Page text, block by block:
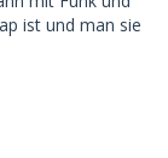
ist und man sie